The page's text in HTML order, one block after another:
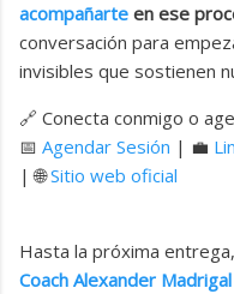
acompañarte en ese
conversación para
invisibles que sostienen
🔗 Conecta conmigo o
📅 Agendar Sesión | 💼
| 🌐Sitio web oficial
Hasta la próxima entrega,
Coach Alexander Madrigal